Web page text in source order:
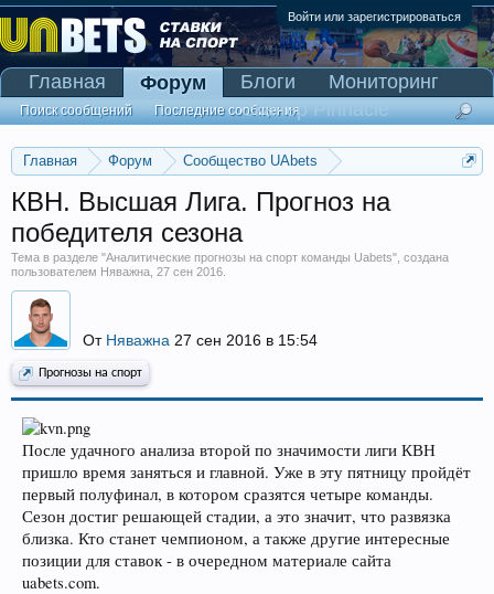
Войти или зарегистрироваться
Главная Форум
Сообщество UAbets
КВН. Высшая Лига. Прогноз на
победителя сезона
Тема в разделе "Аналитические прогнозы на спорт команды Uabets", создана
пользователем Няважна 27 сен 2016
От Няважна 27 сен 2016 в 15:54
Прогнозы на спорт
После удачного анализа второй по значимости лиги КВН
пришло время заняться и главной. Уже в эту пятницу пройдёт
первый полуфинал, в котором сразятся четыре команды.
Сезон достиг решающей стадии, а это значит, что развязка
близка. Кто станет чемпионом, а также другие интересные
позиции для ставок - в очередном материале сайта
uabets.com.
Главная Форум
Поиск сообщений Последние сообщения
Блоги
Мониторинг
Сканер Pinnacle